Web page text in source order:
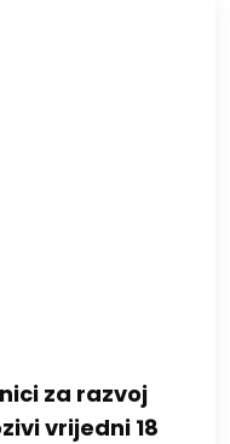
za razvoj
vrijedni 18